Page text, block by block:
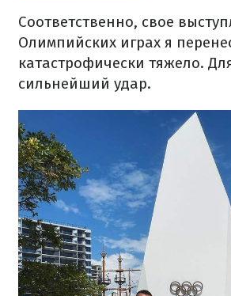
Соответственно, свое
Олимпийских играх я
катастрофически тяжело.
сильнейший удар.